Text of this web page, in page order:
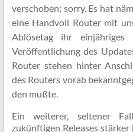
verschoben; sorry. Es hat
eine Handvoll Router mit
Ablösetag ihr
Veröffentlichung des
Router stehen hinter
des Routers vorab
den mußte.
Ein weiterer, seltener
zukünftigen Releases